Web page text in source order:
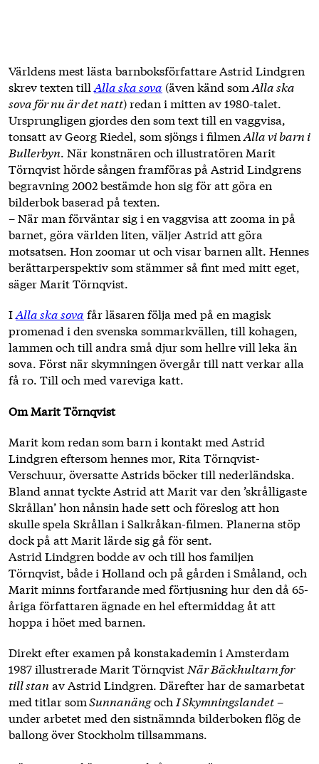
Världens mest lästa barnboksförfattare Astrid Lindgren
skrev texten till Alla ska sova (även känd som Alla ska
sova för nu är det natt) redan i mitten av 1980-talet.
Ursprungligen gjordes den som text till en vaggvisa,
tonsatt av Georg Riedel, som sjöngs i filmen Alla vi barn i
Bullerbyn. När konstnären och illustratören Marit
Törnqvist hörde sången framföras på Astrid Lindgrens
begravning 2002 bestämde hon sig för att göra en
bilderbok baserad på texten.
– När man förväntar sig i en vaggvisa att zooma in på
barnet, göra världen liten, väljer Astrid att göra
motsatsen. Hon zoomar ut och visar barnen allt. Hennes
berättarperspektiv som stämmer så fint med mitt eget,
säger Marit Törnqvist.
IAlla ska sova får läsaren följa med på en magisk
promenad i den svenska sommarkvällen, till kohagen,
lammen och till andra små djur som hellre vill leka än
sova. Först när skymningen övergår till natt verkar alla
få ro. Till och med vareviga katt.
Om Marit Törnqvist
Marit kom redan som barn i kontakt med Astrid
Lindgren eftersom hennes mor, Rita Törnqvist-
Verschuur, översatte Astrids böcker till nederländska.
Bland annat tyckte Astrid att Marit var den ’skrålligaste
Skrållan’ hon nånsin hade sett och föreslog att hon
skulle spela Skrållan i Salkråkan-filmen. Planerna stöp
dock på att Marit lärde sig gå för sent.
Astrid Lindgren bodde av och till hos familjen
Törnqvist, både i Holland och på gården i Småland, och
Marit minns fortfarande med förtjusning hur den då 65-
åriga författaren ägnade en hel eftermiddag åt att
hoppa i höet med barnen.
Direkt efter examen på konstakademin i Amsterdam
1987 illustrerade Marit Törnqvist När Bäckhultarn for
till stan av Astrid Lindgren. Därefter har de samarbetat
med titlar somSunnanängoch I Skymningslandet–
under arbetet med den sistnämnda bilderboken flög de
ballong över Stockholm tillsammans.